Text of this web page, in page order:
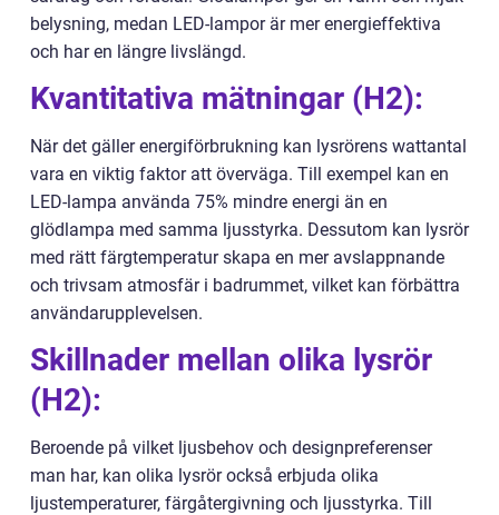
belysning, medan LED-lampor är mer energieffektiva
och har en längre livslängd.
Kvantitativa mätningar (H2):
När det gäller energiförbrukning kan lysrörens wattantal
vara en viktig faktor att överväga. Till exempel kan en
LED-lampa använda 75% mindre energi än en
glödlampa med samma ljusstyrka. Dessutom kan lysrör
med rätt färgtemperatur skapa en mer avslappnande
och trivsam atmosfär i badrummet, vilket kan förbättra
användarupplevelsen.
Skillnader mellan olika lysrör
(H2):
Beroende på vilket ljusbehov och designpreferenser
man har, kan olika lysrör också erbjuda olika
ljustemperaturer, färgåtergivning och ljusstyrka. Till